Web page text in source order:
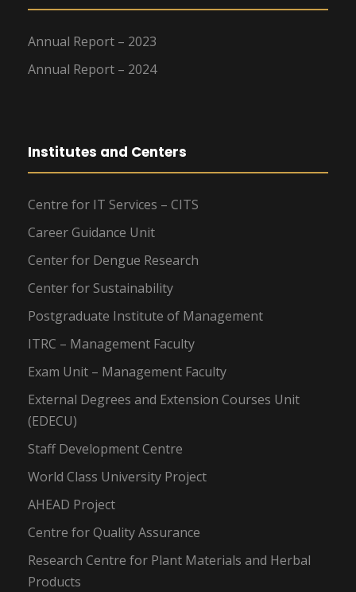
Annual Report – 2023
Annual Report – 2024
Institutes and Centers
Centre for IT Services – CITS
Career Guidance Unit
Center for Dengue Research
Center for Sustainability
Postgraduate Institute of Management
ITRC – Management Faculty
Exam Unit – Management Faculty
External Degrees and Extension Courses Unit
(EDECU)
Staff Development Centre
World Class University Project
AHEAD Project
Centre for Quality Assurance
Research Centre for Plant Materials and Herbal
Products